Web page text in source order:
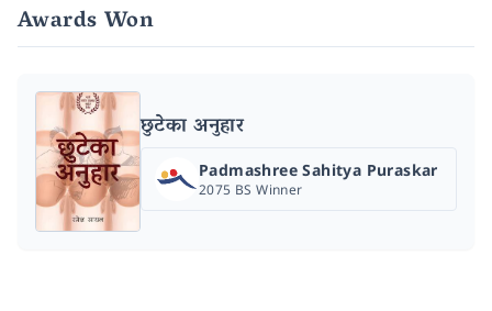
Awards Won
छुटेका अनुहार
Padmashree Sahitya Puraskar
2075 BS Winner